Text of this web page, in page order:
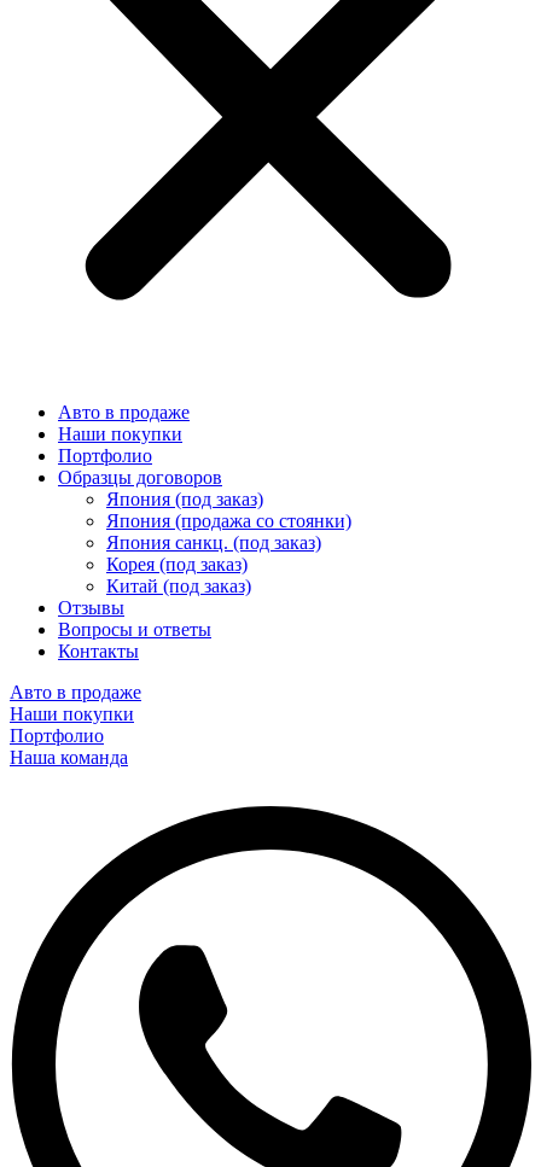
Авто в продаже
Наши покупки
Портфолио
Образцы договоров
Япония (под заказ)
Япония (продажа со стоянки)
Япония санкц. (под заказ)
Корея (под заказ)
Китай (под заказ)
Отзывы
Вопросы и ответы
Контакты
Авто в продаже
Наши покупки
Портфолио
Наша команда